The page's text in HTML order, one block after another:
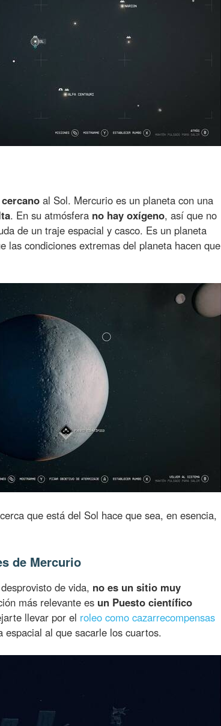
al Sol. Mercurio es un planeta con una
. En su atmósfera no hay oxígeno, así que no
de un traje espacial y casco. Es un planeta
las condiciones extremas del planeta hacen que
que está del Sol hace que sea, en esencia,
de Mercurio
de vida, no es un sitio muy
más relevante es un Puesto científico
llevar por el roleo como cazarrecompensas
al que sacarle los cuartos.